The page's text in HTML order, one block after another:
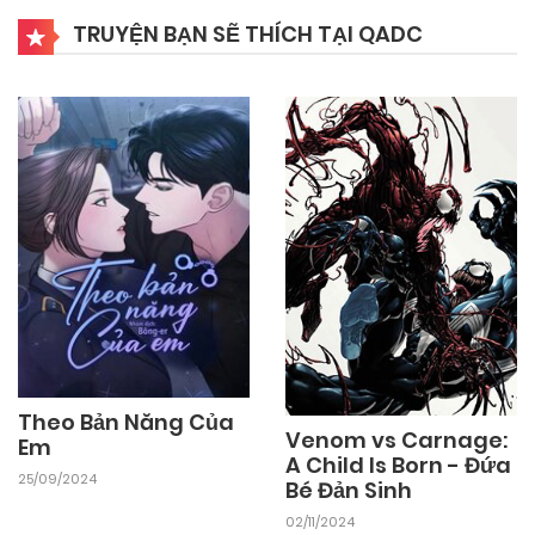
Chapter 76 26/09/2024
Chapter 75 26/09/2024
Chapter 74 26/09/2024
Chapter 73
TRUYỆN BẠN SẼ THÍCH TẠI QADC
Theo Bản Năng Của
Em
25/09/2024
Venom vs Carnage:
A Child Is Born - Đứa
Bé Đản Sinh
02/11/2024